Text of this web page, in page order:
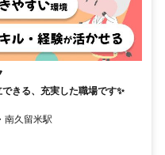
できる、充実した職場です✨
南久留米駅